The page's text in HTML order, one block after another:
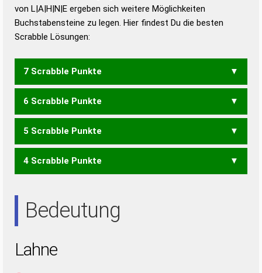
Duden – Die deutsche Grammatik
Duden – Deutsches
von L|A|H|N|E ergeben sich weitere Möglichkeiten
Buchstabensteine zu legen. Hier findest Du die besten
Scrabble Lösungen:
7 Scrabble Punkte
AHLEN
6 Scrabble Punkte
AHLE LEHN NEHL
5 Scrabble Punkte
ELAN NAHE
4 Scrabble Punkte
Bedeutung
Lahne